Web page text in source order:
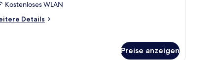
Kostenloses WLAN
Details
Preise anzeigen